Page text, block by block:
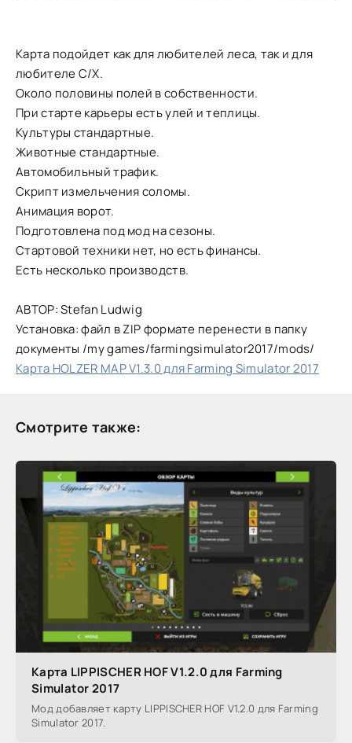
Карта подойдет как для любителей леса, так и для
любителе С/Х.
Около половины полей в собственности.
При старте карьеры есть улей и теплицы.
Культуры стандартные.
Животные стандартные.
Автомобильный трафик.
Скрипт измельчения соломы.
Анимация ворот.
Подготовлена под мод на сезоны.
Стартовой техники нет, но есть финансы.
Есть несколько производств.
АВТОР: Stefan Ludwig
Установка: файл в ZIP формате перенести в папку
документы /my games/farmingsimulator2017/mods/
Карта HOLZER MAP V1.3.0 для Farming Simulator 2017
Смотрите также:
Карта LIPPISCHER HOF V1.2.0 для Farming
Simulator 2017
Мод добавляет карту LIPPISCHER HOF V1.2.0 для Farming
Simulator 2017.